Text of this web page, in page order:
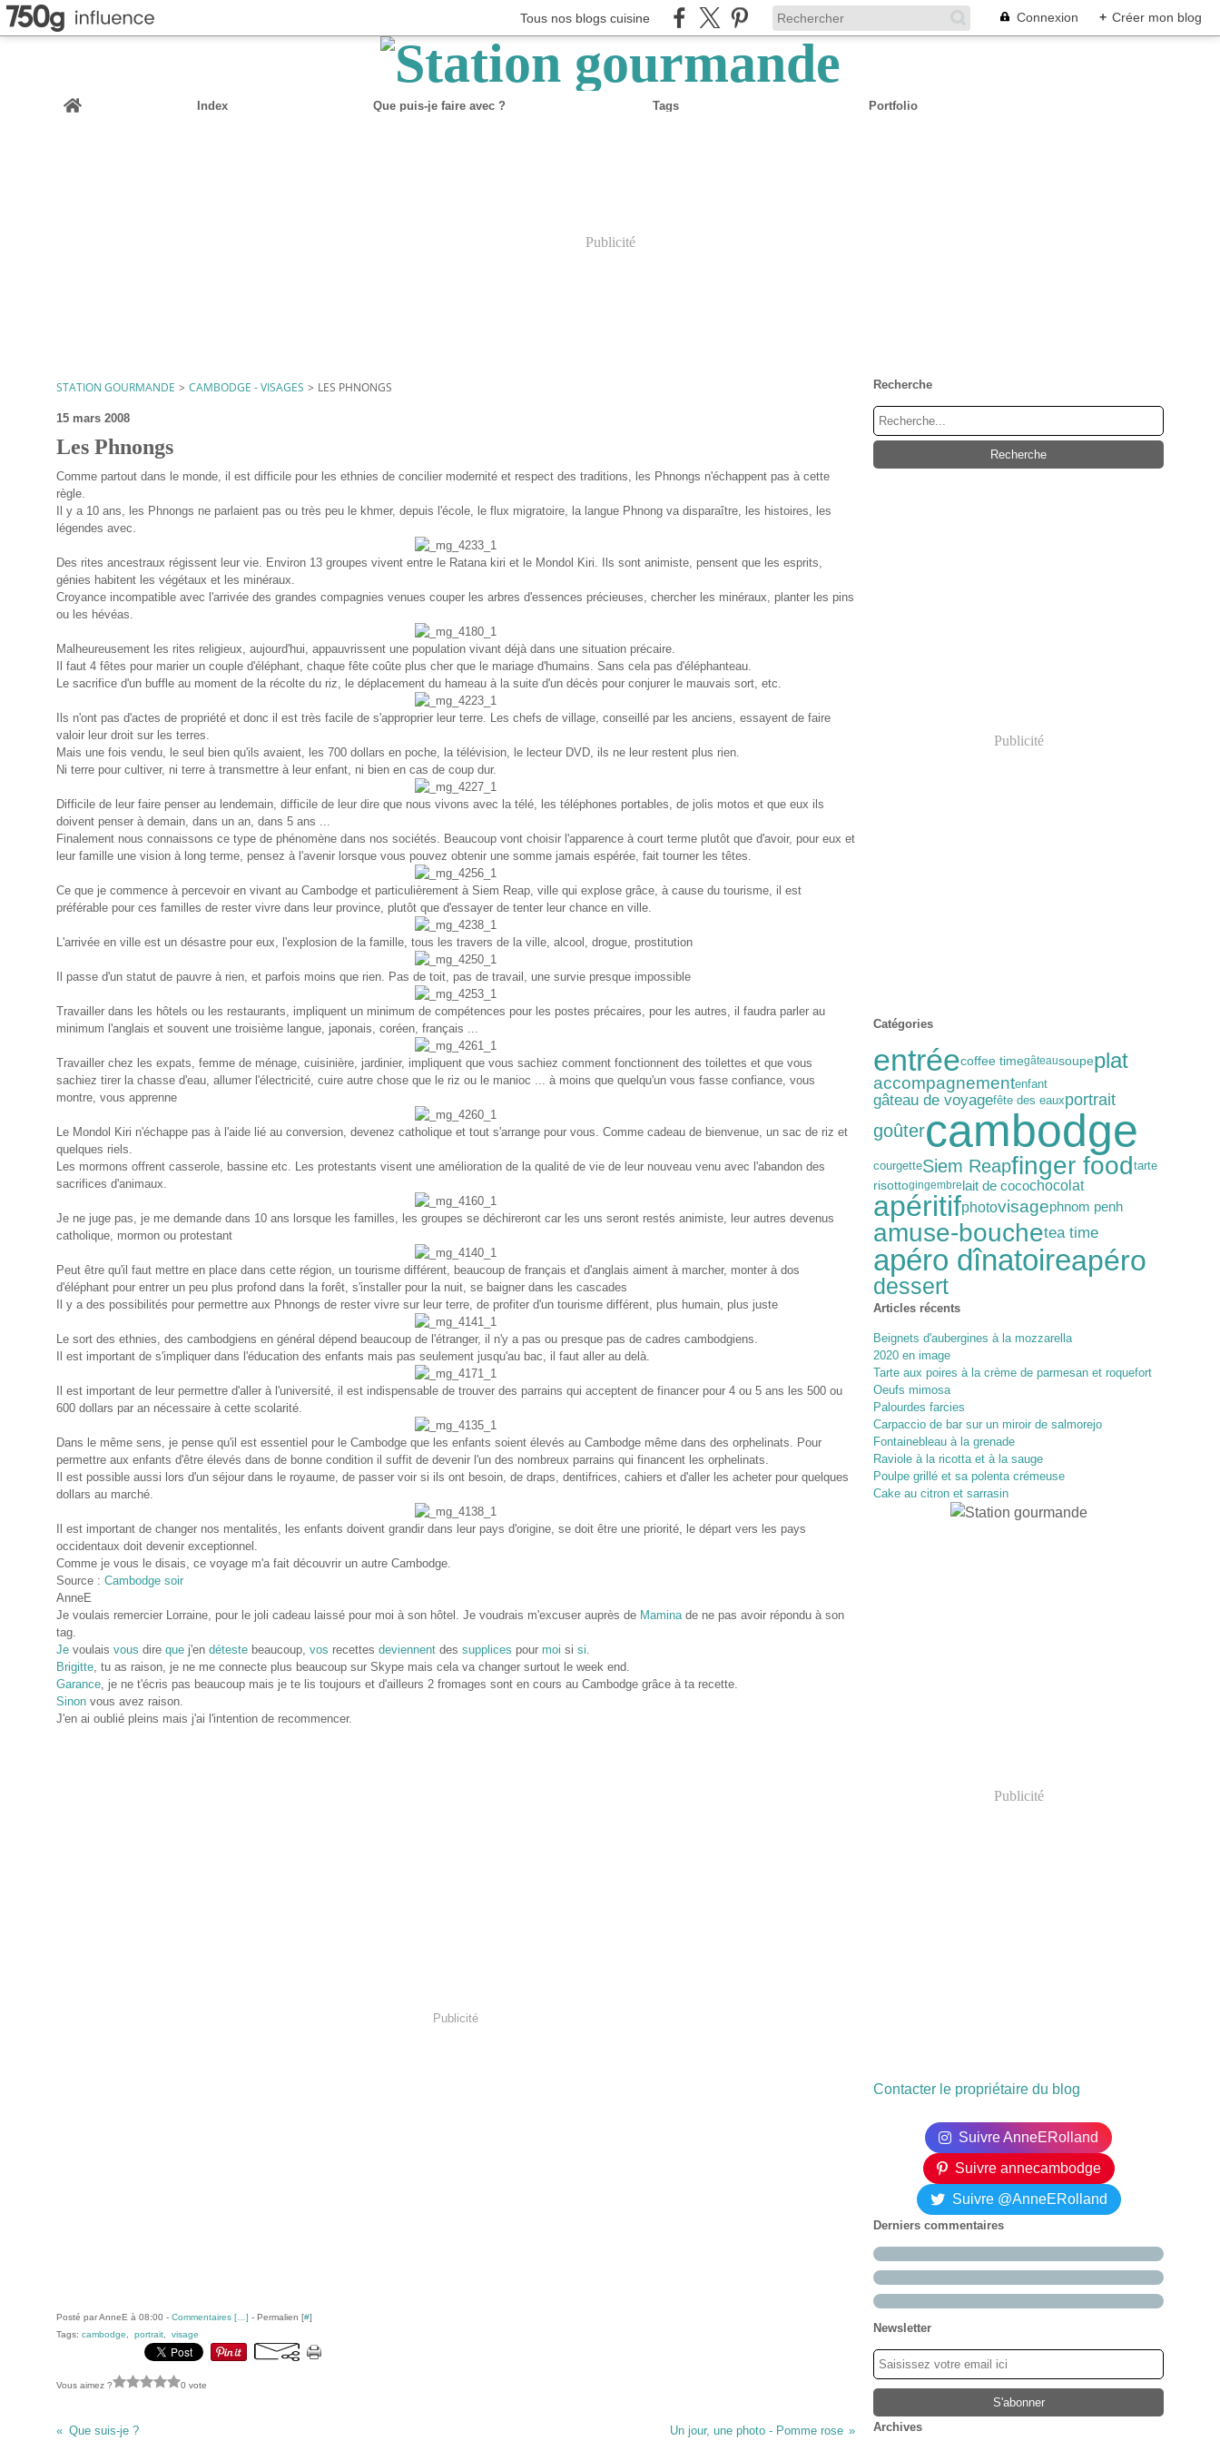
Tous nos blogs cuisine Connexion + Créer mon blog
Home
Index Que puis-je faire avec ? Tags Portfolio
Publicité
STATION GOURMANDE > CAMBODGE - VISAGES > LES PHNONGS
15 mars 2008
Les Phnongs
Comme partout dans le monde, il est difficile pour les ethnies de concilier modernité et respect des traditions, les Phnongs n'échappent pas à cette
règle.
Il y a 10 ans, les Phnongs ne parlaient pas ou très peu le khmer, depuis l'école, le flux migratoire, la langue Phnong va disparaître, les histoires, les
légendes avec.
Des rites ancestraux régissent leur vie. Environ 13 groupes vivent entre le Ratana kiri et le Mondol Kiri. Ils sont animiste, pensent que les esprits,
génies habitent les végétaux et les minéraux.
Croyance incompatible avec l'arrivée des grandes compagnies venues couper les arbres d'essences précieuses, chercher les minéraux, planter les pins
ou les hévéas.
Malheureusement les rites religieux, aujourd'hui, appauvrissent une population vivant déjà dans une situation précaire.
Il faut 4 fêtes pour marier un couple d'éléphant, chaque fête coûte plus cher que le mariage d'humains. Sans cela pas d'éléphanteau.
Le sacrifice d'un buffle au moment de la récolte du riz, le déplacement du hameau à la suite d'un décès pour conjurer le mauvais sort, etc.
Ils n'ont pas d'actes de propriété et donc il est très facile de s'approprier leur terre. Les chefs de village, conseillé par les anciens, essayent de faire
valoir leur droit sur les terres.
Mais une fois vendu, le seul bien qu'ils avaient, les 700 dollars en poche, la télévision, le lecteur DVD, ils ne leur restent plus rien.
Ni terre pour cultiver, ni terre à transmettre à leur enfant, ni bien en cas de coup dur.
Difficile de leur faire penser au lendemain, difficile de leur dire que nous vivons avec la télé, les téléphones portables, de jolis motos et que eux ils
doivent penser à demain, dans un an, dans 5 ans ...
Finalement nous connaissons ce type de phénomène dans nos sociétés. Beaucoup vont choisir l'apparence à court terme plutôt que d'avoir, pour eux et
leur famille une vision à long terme, pensez à l'avenir lorsque vous pouvez obtenir une somme jamais espérée, fait tourner les têtes.
Ce que je commence à percevoir en vivant au Cambodge et particulièrement à Siem Reap, ville qui explose grâce, à cause du tourisme, il est
préférable pour ces familles de rester vivre dans leur province, plutôt que d'essayer de tenter leur chance en ville.
L'arrivée en ville est un désastre pour eux, l'explosion de la famille, tous les travers de la ville, alcool, drogue, prostitution
Il passe d'un statut de pauvre à rien, et parfois moins que rien. Pas de toit, pas de travail, une survie presque impossible
Travailler dans les hôtels ou les restaurants, impliquent un minimum de compétences pour les postes précaires, pour les autres, il faudra parler au
minimum l'anglais et souvent une troisième langue, japonais, coréen, français ...
Travailler chez les expats, femme de ménage, cuisinière, jardinier, impliquent que vous sachiez comment fonctionnent des toilettes et que vous
sachiez tirer la chasse d'eau, allumer l'électricité, cuire autre chose que le riz ou le manioc ... à moins que quelqu'un vous fasse confiance, vous
montre, vous apprenne
Le Mondol Kiri n'échappe pas à l'aide lié au conversion, devenez catholique et tout s'arrange pour vous. Comme cadeau de bienvenue, un sac de riz et
quelques riels.
Les mormons offrent casserole, bassine etc. Les protestants visent une amélioration de la qualité de vie de leur nouveau venu avec l'abandon des
sacrifices d'animaux.
Je ne juge pas, je me demande dans 10 ans lorsque les familles, les groupes se déchireront car les uns seront restés animiste, leur autres devenus
catholique, mormon ou protestant
Peut être qu'il faut mettre en place dans cette région, un tourisme différent, beaucoup de français et d'anglais aiment à marcher, monter à dos
d'éléphant pour entrer un peu plus profond dans la forêt, s'installer pour la nuit, se baigner dans les cascades
Il y a des possibilités pour permettre aux Phnongs de rester vivre sur leur terre, de profiter d'un tourisme différent, plus humain, plus juste
Le sort des ethnies, des cambodgiens en général dépend beaucoup de l'étranger, il n'y a pas ou presque pas de cadres cambodgiens.
Il est important de s'impliquer dans l'éducation des enfants mais pas seulement jusqu'au bac, il faut aller au delà.
Il est important de leur permettre d'aller à l'université, il est indispensable de trouver des parrains qui acceptent de financer pour 4 ou 5 ans les 500 ou
600 dollars par an nécessaire à cette scolarité.
Dans le même sens, je pense qu'il est essentiel pour le Cambodge que les enfants soient élevés au Cambodge même dans des orphelinats. Pour
permettre aux enfants d'être élevés dans de bonne condition il suffit de devenir l'un des nombreux parrains qui financent les orphelinats.
Il est possible aussi lors d'un séjour dans le royaume, de passer voir si ils ont besoin, de draps, dentifrices, cahiers et d'aller les acheter pour quelques
dollars au marché.
Il est important de changer nos mentalités, les enfants doivent grandir dans leur pays d'origine, se doit être une priorité, le départ vers les pays
occidentaux doit devenir exceptionnel.
Comme je vous le disais, ce voyage m'a fait découvrir un autre Cambodge.
Source : Cambodge soir
AnneE
Je voulais remercier Lorraine, pour le joli cadeau laissé pour moi à son hôtel. Je voudrais m'excuser auprès de Mamina de ne pas avoir répondu à son
tag.
Je voulais vous dire que j'en déteste beaucoup, vos recettes deviennent des supplices pour moi si si.
Brigitte, tu as raison, je ne me connecte plus beaucoup sur Skype mais cela va changer surtout le week end.
Garance, je ne t'écris pas beaucoup mais je te lis toujours et d'ailleurs 2 fromages sont en cours au Cambodge grâce à ta recette.
Sinon vous avez raison.
J'en ai oublié pleins mais j'ai l'intention de recommencer.
Publicité
Posté par AnneE à 08:00 - Commentaires [ ] - Permalien [#]
Tags: cambodge portrait visage
Vous aimez ? 0 vote
Que suis-je ? Un jour, une photo - Pomme rose
Recherche
Publicité
Catégories
entréecoffee timegâteausoupeplat
accompagnementenfant
gâteau de voyagefête des eauxportrait
goûtercambodge
courgetteSiem Reapfinger foodtarte
risottogingembrelait de cocochocolat
apéritifphotovisagephnom penh
amuse-bouchetea time
apéro dînatoireapéro
dessert
Articles récents
Beignets d'aubergines à la mozzarella
2020 en image
Tarte aux poires à la crème de parmesan et roquefort
Oeufs mimosa
Palourdes farcies
Carpaccio de bar sur un miroir de salmorejo
Fontainebleau à la grenade
Raviole à la ricotta et à la sauge
Poulpe grillé et sa polenta crémeuse
Cake au citron et sarrasin
Publicité
Contacter le propriétaire du blog
Suivre AnneERolland
Suivre annecambodge
Suivre @AnneERolland
Derniers commentaires
Newsletter
Archives